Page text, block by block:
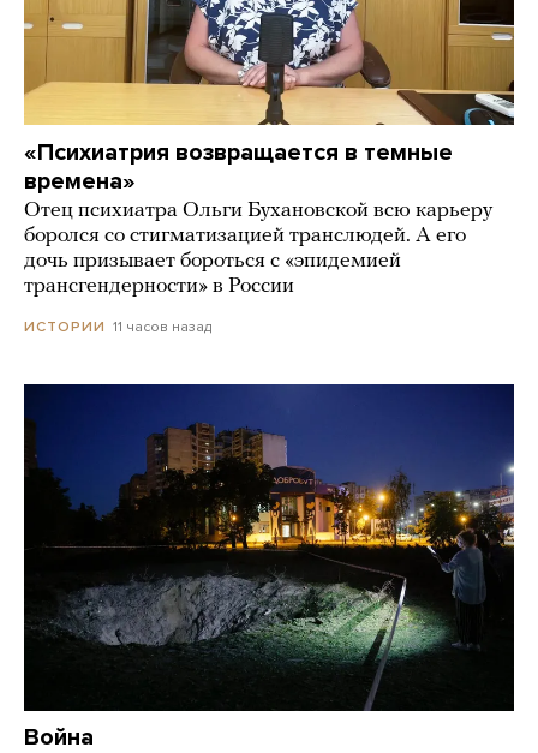
«Психиатрия возвращается в темные
времена»
Отец психиатра Ольги Бухановской всю карьеру
боролся со стигматизацией транслюдей. А его
дочь призывает бороться с «эпидемией
трансгендерности» в России
ИСТОРИИ 11 часов назад
Война